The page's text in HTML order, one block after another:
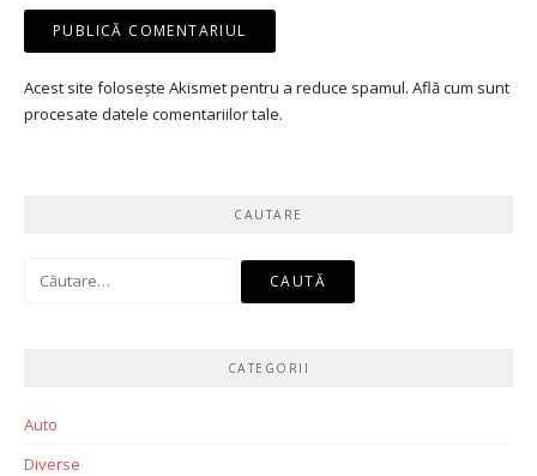
Acest site folosește Akismet pentru a reduce spamul. Află cum sunt
procesate datele comentariilor tale.
CAUTARE
Caută
CATEGORII
Auto
Diverse